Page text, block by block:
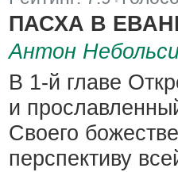
ПАСХА В
Антон
В 1-й главе
и
Своего
перспективу